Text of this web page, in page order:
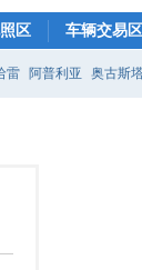
区
车辆交易区
雷 阿普利亚 奥古斯